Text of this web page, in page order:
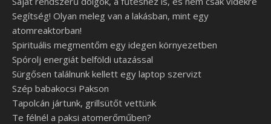
Segítség! Olyan meleg van a lakásban, mint egy
atomreaktorban!
Spirituális megmentőm egy idegen környezetben
Spórolj energiát belföldi utazással
Sürgősen találnunk kellett egy laptop szervizt
Szép babakocsi Pakson
Tapolcán jártunk, grillsütőt vettünk
Te félnél a paksi atomerőműben?